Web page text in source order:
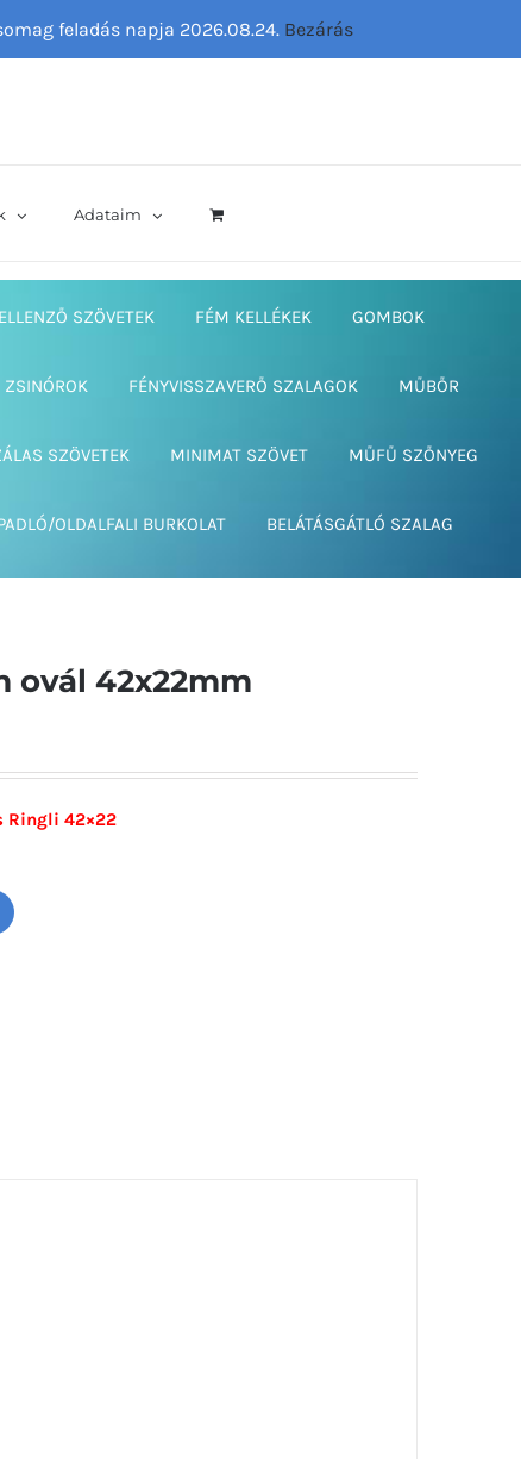
Adataim
SZÖVETEK FÉM KELLÉKEK GOMBOK
ZSINÓROK FÉNYVISSZAVERŐ SZALAGOK MŰBŐR
SZÖVETEK MINIMAT SZÖVET MŰFŰ SZŐNYEG
OLDALFALI BURKOLAT BELÁTÁSGÁTLÓ SZALAG
ovál 42x22mm
Ringli 42×22
feladás napja 2026.08.24. Bezárás